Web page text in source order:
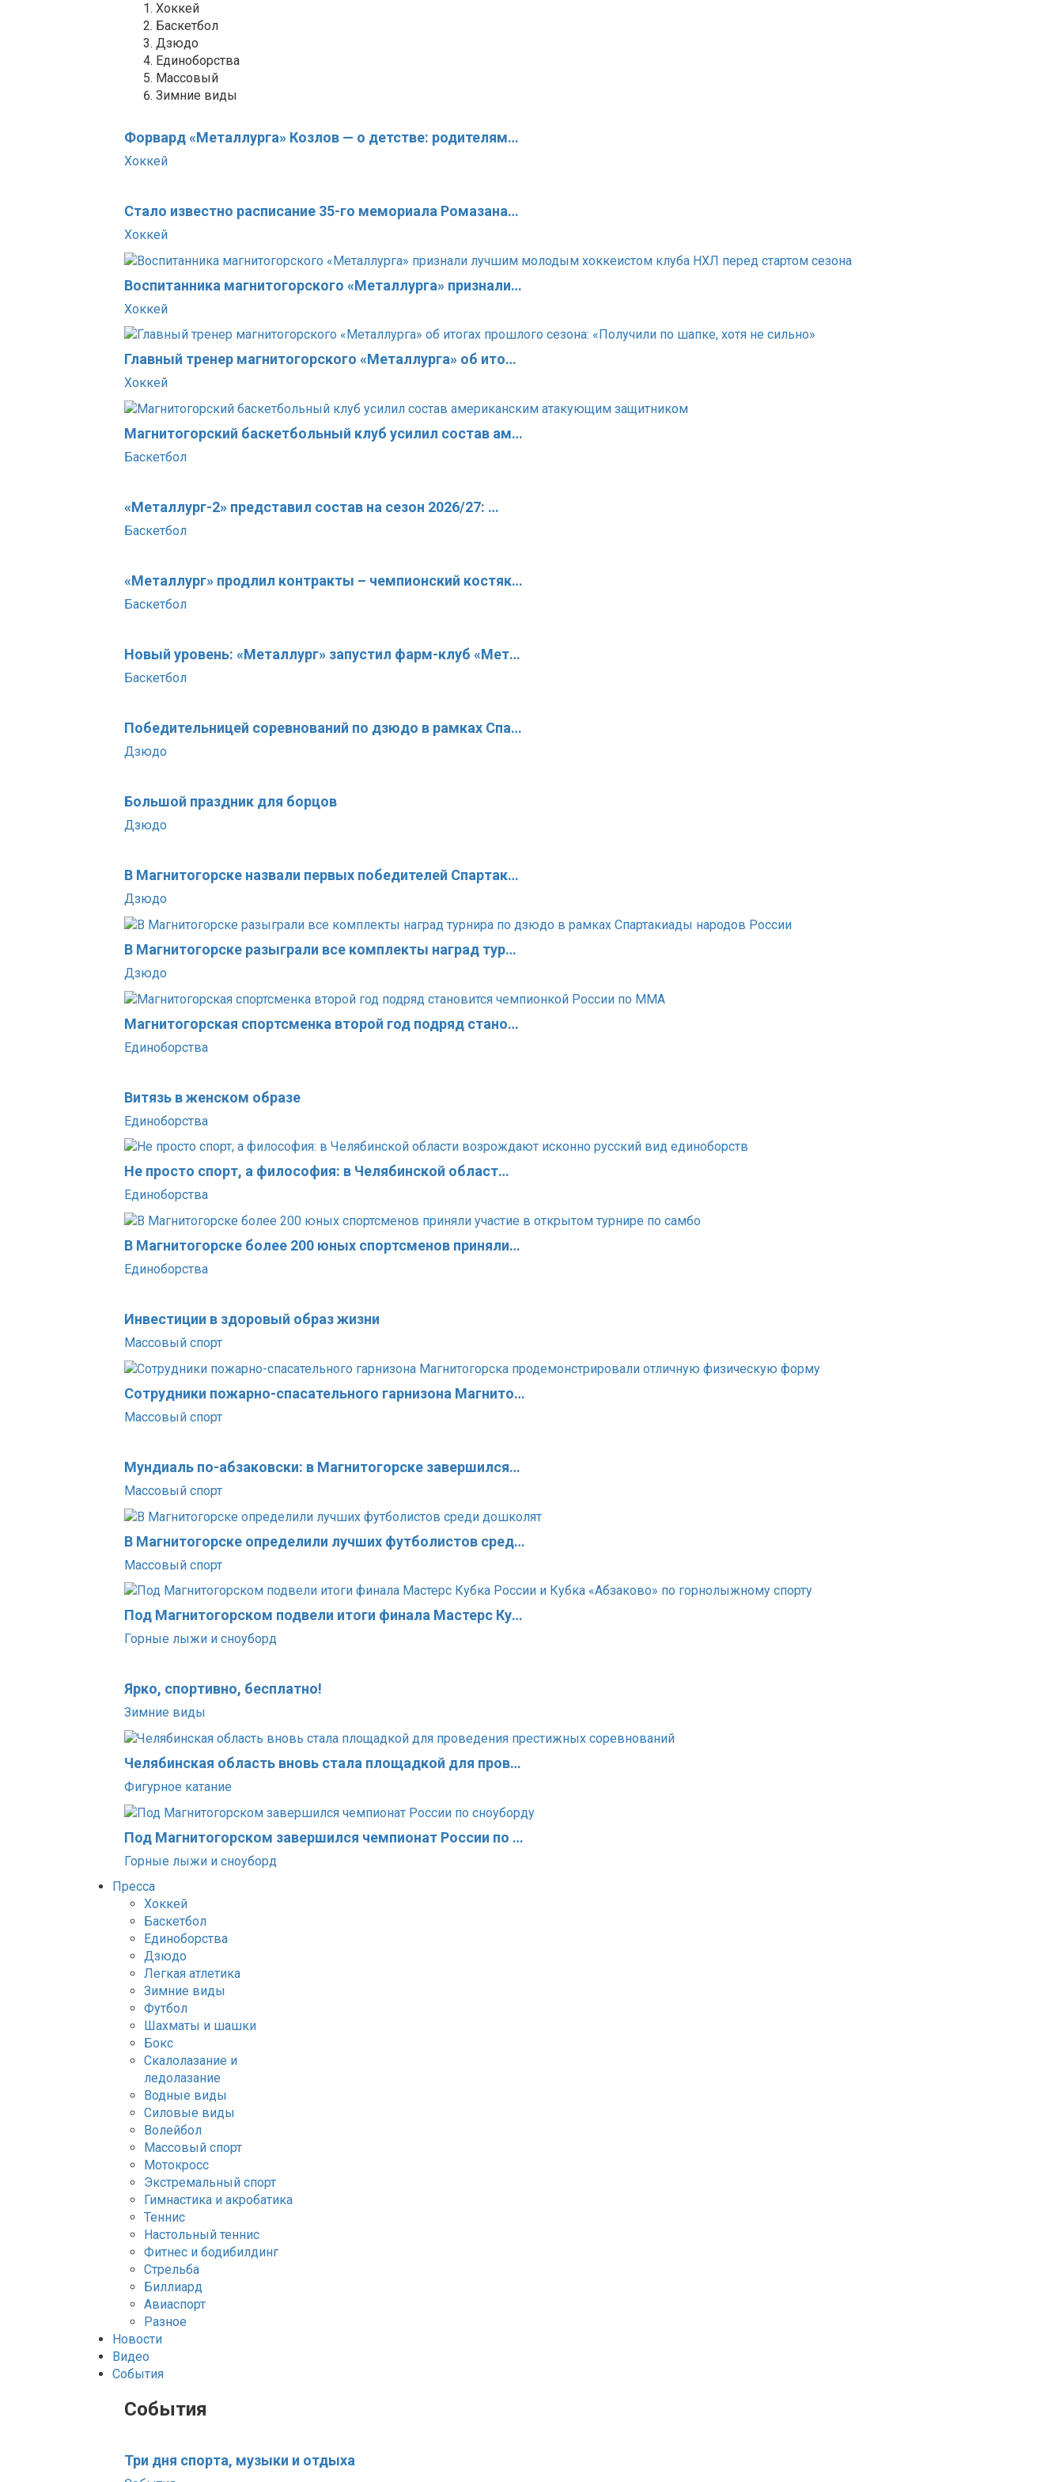
Хоккей
Баскетбол
Дзюдо
Единоборства
Массовый
Зимние виды
Форвард «Металлурга» Козлов — о детстве: родителям…
Хоккей
Стало известно расписание 35-го мемориала Ромазана…
Хоккей
Воспитанника магнитогорского «Металлурга» признали…
Хоккей
Главный тренер магнитогорского «Металлурга» об ито…
Хоккей
Магнитогорский баскетбольный клуб усилил состав ам…
Баскетбол
«Металлург-2» представил состав на сезон 2026/27: …
Баскетбол
«Металлург» продлил контракты – чемпионский костяк…
Баскетбол
Новый уровень: «Металлург» запустил фарм-клуб «Мет…
Баскетбол
Победительницей соревнований по дзюдо в рамках Спа…
Дзюдо
Большой праздник для борцов
Дзюдо
В Магнитогорске назвали первых победителей Спартак…
Дзюдо
В Магнитогорске разыграли все комплекты наград тур…
Дзюдо
Магнитогорская спортсменка второй год подряд стано…
Единоборства
Витязь в женском образе
Единоборства
Не просто спорт, а философия: в Челябинской област…
Единоборства
В Магнитогорске более 200 юных спортсменов приняли…
Единоборства
Инвестиции в здоровый образ жизни
Массовый спорт
Сотрудники пожарно-спасательного гарнизона Магнито…
Массовый спорт
Мундиаль по-абзаковски: в Магнитогорске завершился…
Массовый спорт
В Магнитогорске определили лучших футболистов сред…
Массовый спорт
Под Магнитогорском подвели итоги финала Мастерс Ку…
Горные лыжи и сноуборд
Ярко, спортивно, бесплатно!
Зимние виды
Челябинская область вновь стала площадкой для пров…
Фигурное катание
Под Магнитогорском завершился чемпионат России по …
Горные лыжи и сноуборд
Пресса
Хоккей
Баскетбол
Единоборства
Дзюдо
Легкая атлетика
Зимние виды
Футбол
Шахматы и шашки
Бокс
Скалолазание и
ледолазание
Водные виды
Силовые виды
Волейбол
Массовый спорт
Мотокросс
Экстремальный спорт
Гимнастика и акробатика
Теннис
Настольный теннис
Фитнес и бодибилдинг
Стрельба
Биллиард
Авиаспорт
Разное
Новости
Видео
События
События
Три дня спорта, музыки и отдыха